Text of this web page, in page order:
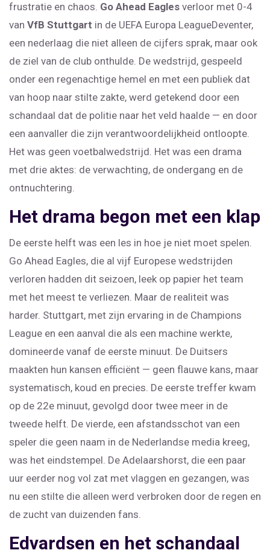
frustratie en chaos. Go Ahead Eagles verloor met 0-4
van VfB Stuttgart in de UEFA Europa LeagueDeventer,
een nederlaag die niet alleen de cijfers sprak, maar ook
de ziel van de club onthulde. De wedstrijd, gespeeld
onder een regenachtige hemel en met een publiek dat
van hoop naar stilte zakte, werd getekend door een
schandaal dat de politie naar het veld haalde — en door
een aanvaller die zijn verantwoordelijkheid ontloopte.
Het was geen voetbalwedstrijd. Het was een drama
met drie aktes: de verwachting, de ondergang en de
ontnuchtering.
Het drama begon met een klap
De eerste helft was een les in hoe je niet moet spelen.
Go Ahead Eagles, die al vijf Europese wedstrijden
verloren hadden dit seizoen, leek op papier het team
met het meest te verliezen. Maar de realiteit was
harder. Stuttgart, met zijn ervaring in de Champions
League en een aanval die als een machine werkte,
domineerde vanaf de eerste minuut. De Duitsers
maakten hun kansen efficiënt — geen flauwe kans, maar
systematisch, koud en precies. De eerste treffer kwam
op de 22e minuut, gevolgd door twee meer in de
tweede helft. De vierde, een afstandsschot van een
speler die geen naam in de Nederlandse media kreeg,
was het eindstempel. De Adelaarshorst, die een paar
uur eerder nog vol zat met vlaggen en gezangen, was
nu een stilte die alleen werd verbroken door de regen en
de zucht van duizenden fans.
Edvardsen en het schandaal